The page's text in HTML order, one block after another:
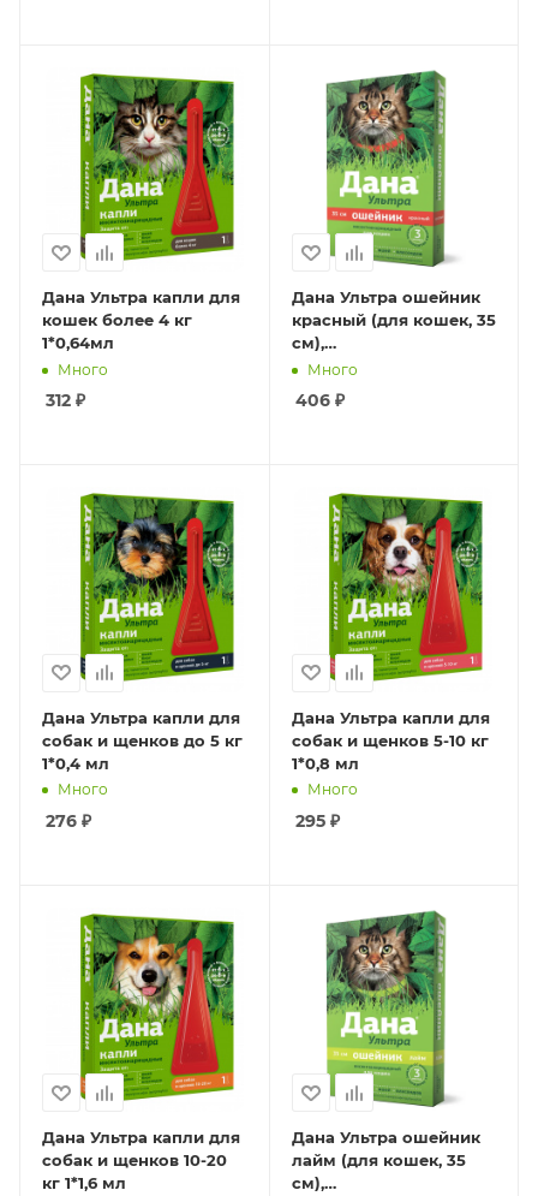
Дана Ультра капли для
кошек более 4 кг
1*0,64мл
Много
312 ₽
Дана Ультра ошейник
красный (для кошек, 35
см),
инсектоакарицидный
Много
406₽
Дана Ультра капли для
собак и щенков до 5 кг
1*0,4 мл
Много
276 ₽
Дана Ультра капли для
собак и щенков 5-10 кг
1*0,8 мл
Много
295₽
Дана Ультра капли для
собак и щенков 10-20
кг 1*1,6 мл
Дана Ультра ошейник
лайм (для кошек, 35
см),